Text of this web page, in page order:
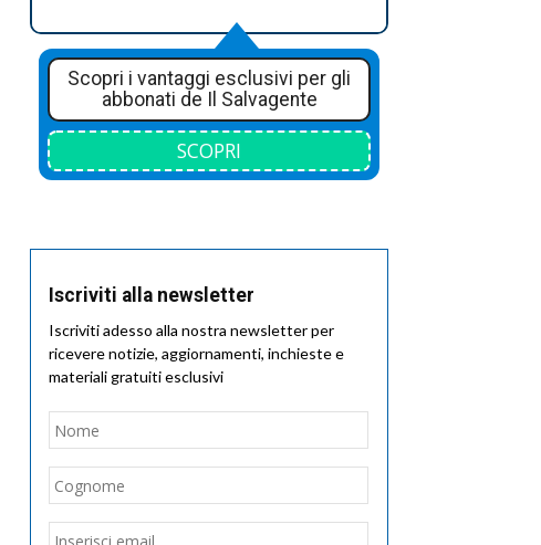
Scopri i vantaggi esclusivi per gli
abbonati de Il Salvagente
SCOPRI
Iscriviti alla newsletter
Iscriviti adesso alla nostra newsletter per
ricevere notizie, aggiornamenti, inchieste e
materiali gratuiti esclusivi
Nome
Email